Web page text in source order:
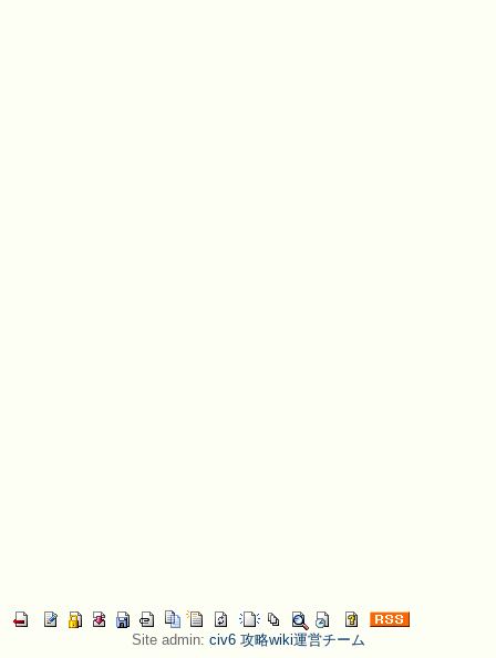
Site admin: civ6 攻略wiki運営チーム